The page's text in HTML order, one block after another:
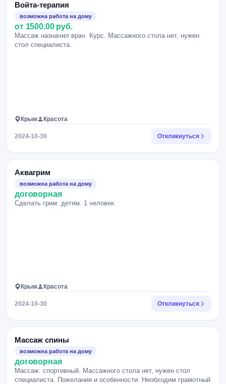
Войта-терапия
возможна работа на дому
от 1500.00 руб.
Массаж назначил врач. Курс. Массажного стола нет, нужен
стол специалиста.
Крым Красота
2024-10-30 Откликнуться
Аквагрим
возможна работа на дому
договорная
Сделать грим: детям. 1 человек.
Крым Красота
2024-10-30 Откликнуться
Массаж спины
возможна работа на дому
договорная
Массаж: спортивный. Массажного стола нет, нужен стол
специалиста. Пожелания и особенности: Необходим грамотный